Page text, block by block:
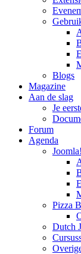
Blogs
Magazine
Aan de slag
Je
Forum
Agenda
Pizza
Dutch